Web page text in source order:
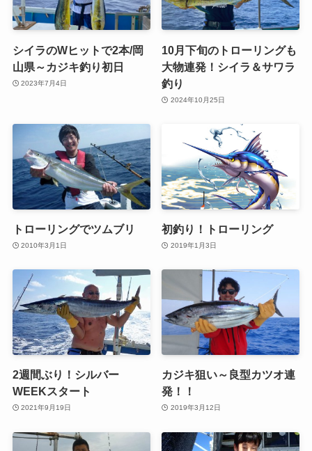
シイラのWヒットで2本/岡
山県～カジキ釣り初日
2023年7月4日
10月下旬のトローリングも
大物連発！シイラ＆サワラ
釣り
2024年10月25日
トローリングでツムブリ
2010年3月1日
初釣り！トローリング
2019年1月3日
2週間ぶり！シルバー
WEEKスタート
2021年9月19日
カジキ狙い～良型カツオ連
発！！
2019年3月12日